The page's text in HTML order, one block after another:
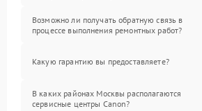
Возможно ли получать обратную связь в
процессе выполнения ремонтных работ?
Какую гарантию вы предоставляете?
В каких районах Москвы располагаются
сервисные центры Canon?